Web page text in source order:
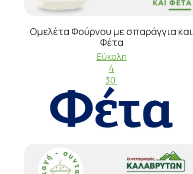
Ομελέτα Φούρνου με σπαράγγια και
Φέτα
Εύκολη
4
30'